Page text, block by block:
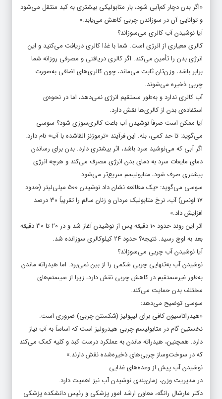
«اگر بدن دچار کم‌آبی شود، بار متابولیکی بیشتری به کبد منتقل می‌شود
و توانایی آن در سوزاندن چربی کاهش می‌یابد.»
آیا نوشیدن آب کالری می‌سوزاند؟
کالری معیاری از انرژی است. شما با غذا کالری دریافت می‌کنید و این
انرژی بدن را تأمین می‌کند. اگر کالری دریافتی و مصرفی روزانه شما
برابر باشد، وزن‌تان ثابت می‌ماند، چون کالری‌های اضافی به‌صورت
چربی ذخیره می‌شوند.
آب کالری ندارد و به‌طور مستقیم انرژی نمی‌دهد، اما در نحوه‌ی
استفاده‌ی بدن از کالری‌ها نقش دارد.
آیا ممکن است صرفاً نوشیدن آب باعث کالری‌سوزی شود؟ سوسی
می‌گوید: تا حد کمی، بله. این فرآیند «ترموژنز القاشده با آب» نام دارد.
اگر آبی که می‌نوشید سرد باشد، اثر بیشتری دارد. بدن برای رساندن
دمای مایعات سرد به دمای بدن انرژی مصرف می‌کند و هرچه انرژی
بیشتری صرف شود، متابولیسم سریع‌تر می‌شود.
سوسی می‌گوید: «یک مطالعه نشان داد نوشیدن ۵۰۰ میلی‌لیتر (حدود
۱۷ اونس) آب، نرخ متابولیک مردان و زنان سالم را تقریباً ۳۰ درصد
افزایش داد.»
اثر این روند حدود ۱۰ دقیقه پس از نوشیدن آغاز شد و در ۲۰ تا ۳۰ دقیقه
بعد به اوج رسید. نتیجه؟ حدود ۲۴ کیلوکالری سوزانده شد.
آیا نوشیدن آب چربی می‌سوزاند؟
نوشیدن آب به‌تنهایی چربی شکمی را از بین نمی‌برد. اما هیدراته ماندن
به‌طور غیرمستقیم در کاهش چربی نقش دارد، زیرا از سیستم‌های
مختلف بدن حمایت می‌کند.
سوسی توضیح می‌دهد:
«هیدراتاسیون کافی برای لیپولیز (شکستن چربی) ضروری است.
نخستین گام در متابولیسم چربی هیدرولیز است که اساساً به آب نیاز
دارد. همچنین، هیدراته ماندن به عملکرد درست کبد و کلیه کمک می‌کند
که در سوخت‌وساز چربی‌های ذخیره‌شده نقش دارند.»
نوشیدن آب پیش از وعده‌های غذایی
در مدیریت وزن، زمان‌بندی نوشیدن آب نیز اهمیت دارد.
دکتر مارشال رانگه، معاون ارشد امور پزشکی و رئیس دانشکده پزشکی